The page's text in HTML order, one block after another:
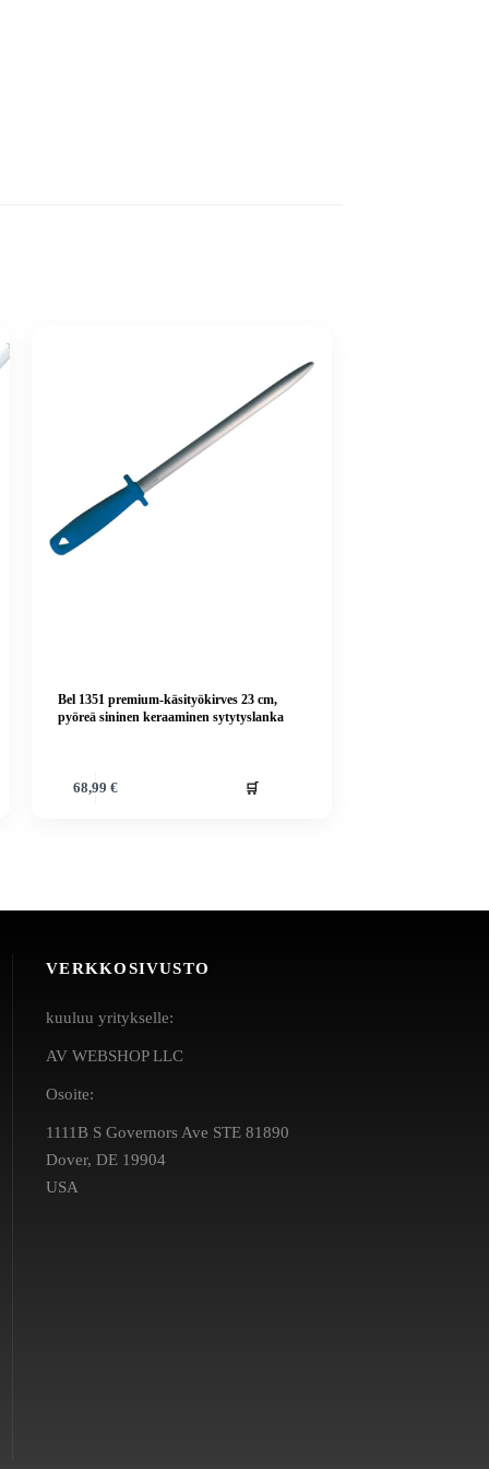
Bel 1351 premium-käsityökirves 23 cm,
pyöreä sininen keraaminen sytytyslanka
68,99 € 🛒
VERKKOSIVUSTO
kuuluu yritykselle:
AV WEBSHOP LLC
Osoite:
1111B S Governors Ave STE 81890
Dover, DE 19904
USA